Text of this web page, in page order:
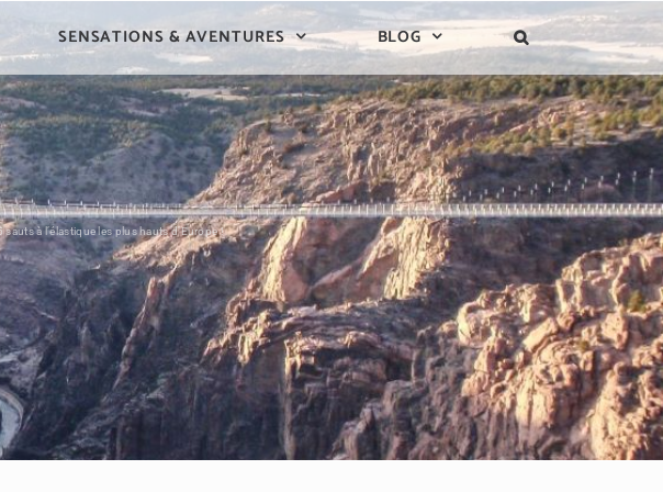
SENSATIONS & AVENTURES BLOG
sauts à l’élastique les plus hauts d’Europe !